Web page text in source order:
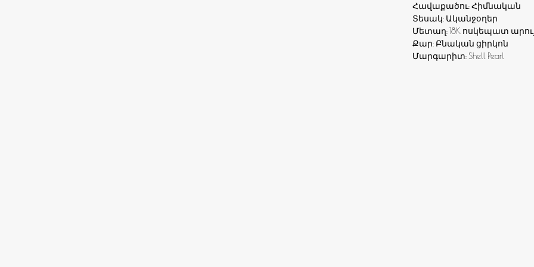
Հավաքածու: Հիմնական
Տեսակ: Ականջօղեր
Մետաղ: 18K ոսկեպատ
Քար: Բնական ցիրկոն
Մարգարիտ: Shell Pearl